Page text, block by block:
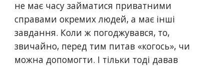
не має часу займатися приватними
справами окремих людей, а має інші
завдання. Коли ж погоджувався, то,
звичайно, перед тим питав «когось», чи
можна допомогти. І тільки тоді давав